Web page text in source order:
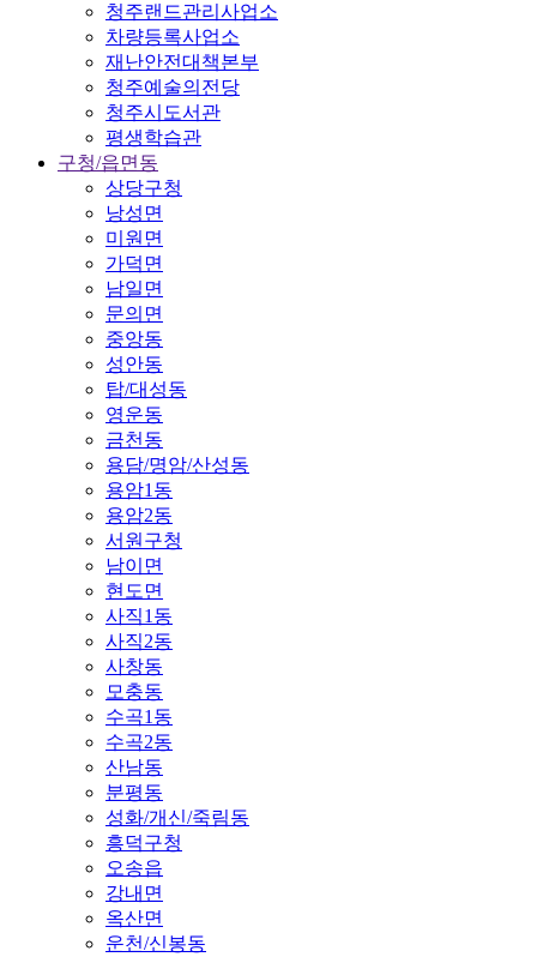
청주랜드관리사업소
차량등록사업소
재난안전대책본부
청주예술의전당
청주시도서관
평생학습관
구청/읍면동
상당구청
낭성면
미원면
가덕면
남일면
문의면
중앙동
성안동
탑/대성동
영운동
금천동
용담/명암/산성동
용암1동
용암2동
서원구청
남이면
현도면
사직1동
사직2동
사창동
모충동
수곡1동
수곡2동
산남동
분평동
성화/개신/죽림동
흥덕구청
오송읍
강내면
옥산면
운천/신봉동